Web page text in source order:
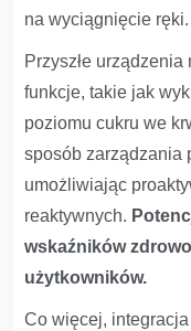
na wyciągnięcie ręki.
Przyszłe
funkcje, takie jak
poziomu cukru we
sposób zarządzania
umożliwiając
reaktywnych.
wskaźników
użytkowników.
Co więcej,